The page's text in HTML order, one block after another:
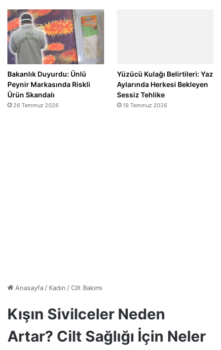
Bakanlık Duyurdu: Ünlü
Peynir Markasında Riskli
Ürün Skandalı
26 Temmuz 2026
Yüzücü Kulağı Belirtileri: Yaz
Aylarında Herkesi Bekleyen
Sessiz Tehlike
19 Temmuz 2026